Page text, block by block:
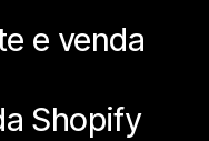
e venda
Shopify